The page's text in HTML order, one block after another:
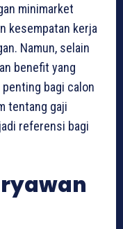
minimarket
kesempatan kerja
Namun, selain
benefit yang
bagi calon
tentang gaji
referensi bagi